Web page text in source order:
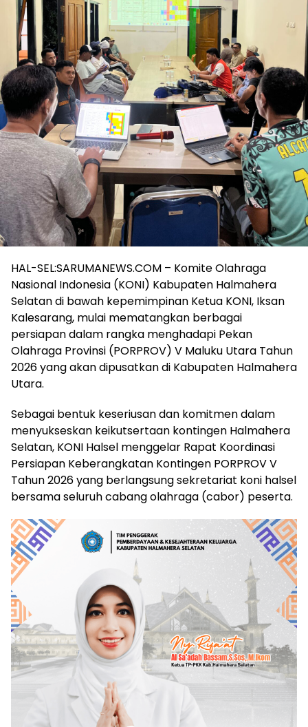
HAL-SEL:SARUMANEWS.COM – Komite Olahraga
Nasional Indonesia (KONI) Kabupaten Halmahera
Selatan di bawah kepemimpinan Ketua KONI, Iksan
Kalesarang, mulai mematangkan berbagai
persiapan dalam rangka menghadapi Pekan
Olahraga Provinsi (PORPROV) V Maluku Utara Tahun
2026 yang akan dipusatkan di Kabupaten Halmahera
Utara.
Sebagai bentuk keseriusan dan komitmen dalam
menyukseskan keikutsertaan kontingen Halmahera
Selatan, KONI Halsel menggelar Rapat Koordinasi
Persiapan Keberangkatan Kontingen PORPROV V
Tahun 2026 yang berlangsung sekretariat koni halsel
bersama seluruh cabang olahraga (cabor) peserta.